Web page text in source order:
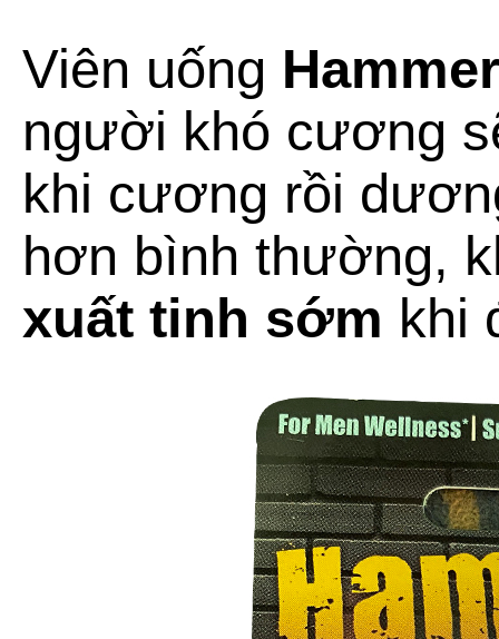
Viên uống
người khó cương
khi cương rồi
hơn bình thường,
xuất tinh sớm khi